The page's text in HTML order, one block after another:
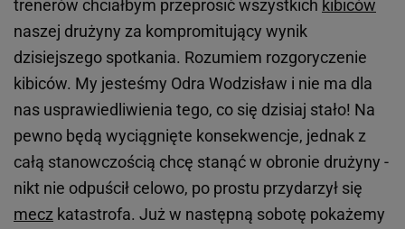
trenerów chciałbym przeprosić wszystkich kibiców
naszej drużyny za kompromitujący wynik
dzisiejszego spotkania. Rozumiem rozgoryczenie
kibiców. My jesteśmy Odra Wodzisław i nie ma dla
nas usprawiedliwienia tego, co się dzisiaj stało! Na
pewno będą wyciągnięte konsekwencje, jednak z
całą stanowczością chcę stanąć w obronie drużyny -
nikt nie odpuścił celowo, po prostu przydarzył się
mecz katastrofa. Już w następną sobotę pokażemy